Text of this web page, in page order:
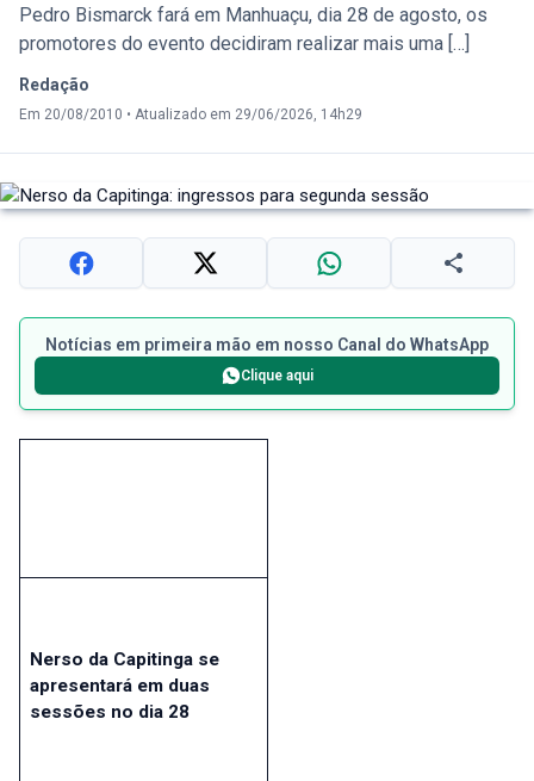
Pedro Bismarck fará em Manhuaçu, dia 28 de agosto, os
promotores do evento decidiram realizar mais uma […]
Redação
Em 20/08/2010 • Atualizado em 29/06/2026, 14h29
Notícias em primeira mão em nosso Canal do WhatsApp
Clique aqui
Nerso da Capitinga se
apresentará em duas
sessões no dia 28